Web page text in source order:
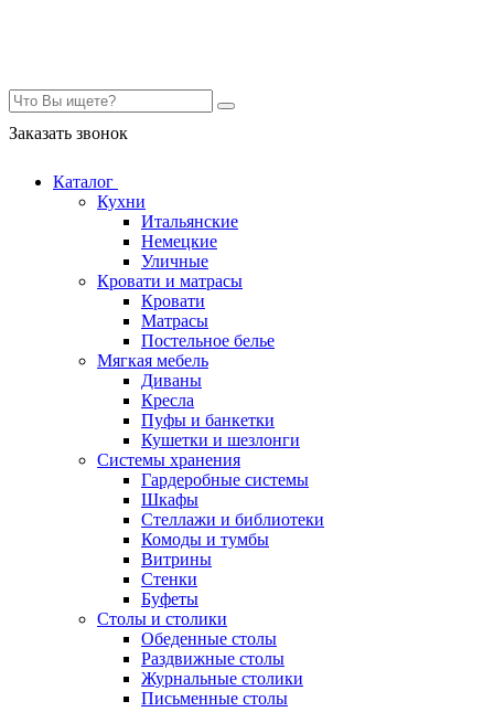
Заказать звонок
Каталог
Кухни
Итальянские
Немецкие
Уличные
Кровати и матрасы
Кровати
Матрасы
Постельное белье
Мягкая мебель
Диваны
Кресла
Пуфы и банкетки
Кушетки и шезлонги
Системы хранения
Гардеробные системы
Шкафы
Стеллажи и библиотеки
Комоды и тумбы
Витрины
Стенки
Буфеты
Столы и столики
Обеденные столы
Раздвижные столы
Журнальные столики
Письменные столы